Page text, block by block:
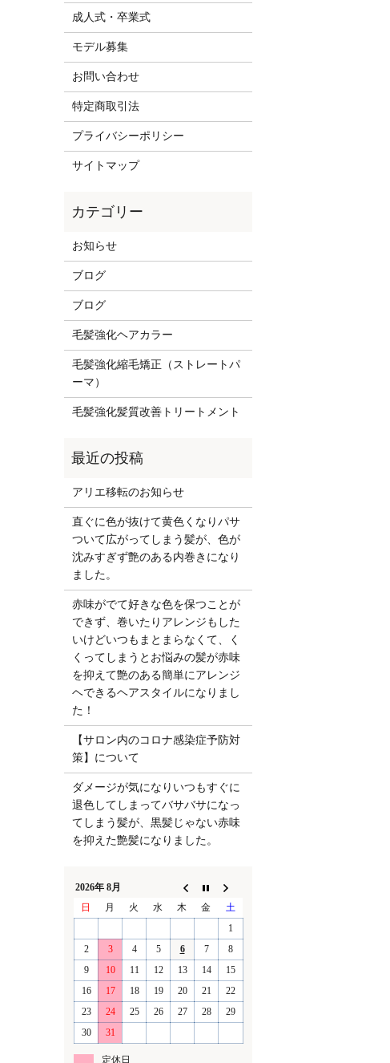
成人式・卒業式
モデル募集
お問い合わせ
特定商取引法
プライバシーポリシー
サイトマップ
お知らせ
ブログ
ブログ
毛髪強化ヘアカラー
毛髪強化縮毛矯正（ストレートパ
ーマ）
毛髪強化髪質改善トリートメント
アリエ移転のお知らせ
直ぐに色が抜けて黄色くなりパサ
ついて広がってしまう髪が、色が
沈みすぎず艶のある内巻きになり
ました。
赤味がでて好きな色を保つことが
できず、巻いたりアレンジもした
いけどいつもまとまらなくて、く
くってしまうとお悩みの髪が赤味
を抑えて艶のある簡単にアレンジ
ヘできるヘアスタイルになりまし
た！
【サロン内のコロナ感染症予防対
策】について
ダメージが気になりいつもすぐに
退色してしまってバサバサになっ
てしまう髪が、黒髪じゃない赤味
を抑えた艶髪になりました。
2026年 8月
日
月 火 水 木 金
土
1
2
3 4 5 6 7
8
9
10 11 12 13 14
15
16
17 18 19 20 21
22
23
24 25 26 27 28
29
30
31
定休日